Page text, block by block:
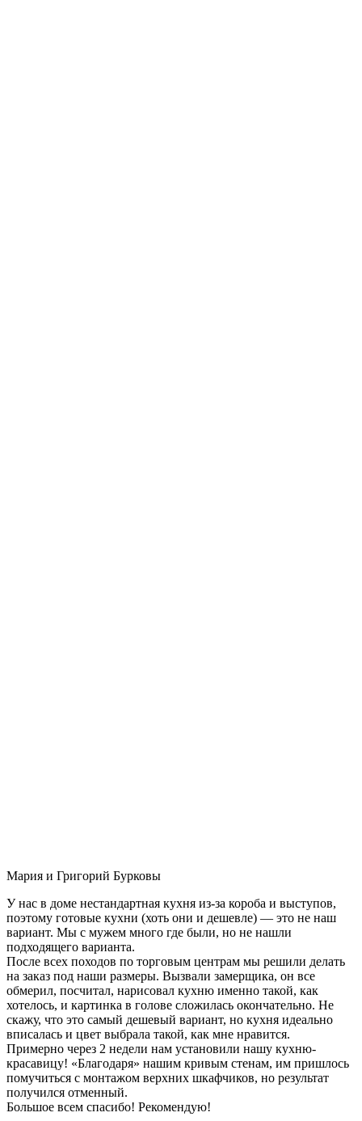
Мария и Григорий Бурковы
У нас в доме нестандартная кухня из-за короба и выступов,
поэтому готовые кухни (хоть они и дешевле) — это не наш
вариант. Мы с мужем много где были, но не нашли
подходящего варианта.
После всех походов по торговым центрам мы решили делать
на заказ под наши размеры. Вызвали замерщика, он все
обмерил, посчитал, нарисовал кухню именно такой, как
хотелось, и картинка в голове сложилась окончательно. Не
скажу, что это самый дешевый вариант, но кухня идеально
вписалась и цвет выбрала такой, как мне нравится.
Примерно через 2 недели нам установили нашу кухню-
красавицу! «Благодаря» нашим кривым стенам, им пришлось
помучиться с монтажом верхних шкафчиков, но результат
получился отменный.
Большое всем спасибо! Рекомендую!